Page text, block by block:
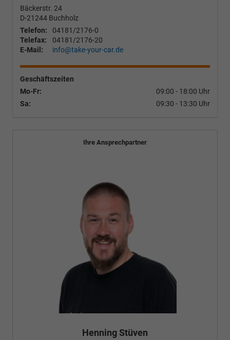
Bäckerstr. 24
D-21244 Buchholz
Telefon:
04181/2176-0
Telefax:
04181/2176-20
E-Mail:
info@take-your-car.de
Geschäftszeiten
Mo-Fr:
09:00 - 18:00 Uhr
Sa:
09:30 - 13:30 Uhr
Ihre Ansprechpartner
Henning Stüven